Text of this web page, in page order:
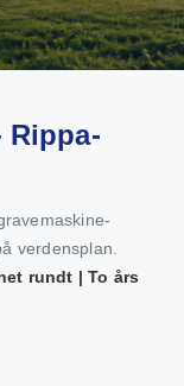
verdensplan.
rundt | To års